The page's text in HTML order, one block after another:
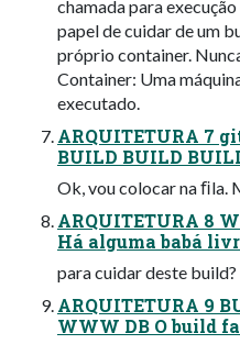
chamada para
papel de cuidar de um
próprio container.
Container: Uma
executado.
ARQUITETURA 7
BUILD BUILD
Ok, vou colocar na ﬁla.
ARQUITETURA 8
Há alguma babá
para cuidar deste
ARQUITETURA 9
WWW DB O build